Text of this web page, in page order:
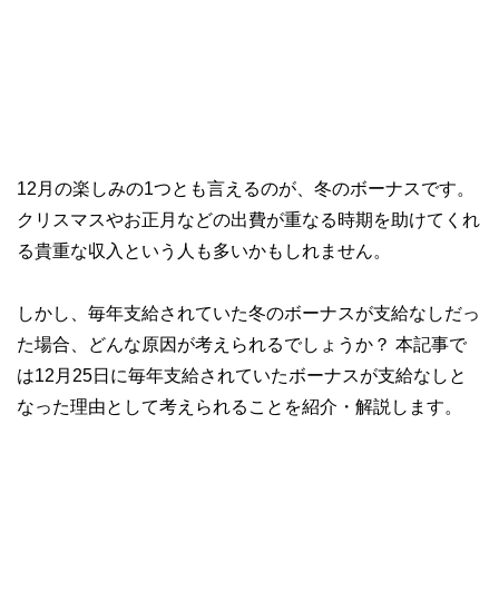
12月の楽しみの1つとも言えるのが、冬のボーナスです。
クリスマスやお正月などの出費が重なる時期を助けてくれ
る貴重な収入という人も多いかもしれません。
しかし、毎年支給されていた冬のボーナスが支給なしだっ
た場合、どんな原因が考えられるでしょうか？ 本記事で
は12月25日に毎年支給されていたボーナスが支給なしと
なった理由として考えられることを紹介・解説します。